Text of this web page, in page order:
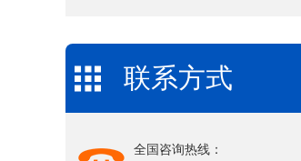
联系方式
全国咨询热线：